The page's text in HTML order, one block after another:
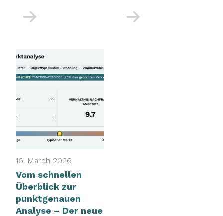
More More
16. March 2026
Vom schnellen
Überblick zur
punktgenauen
Analyse – Der neue